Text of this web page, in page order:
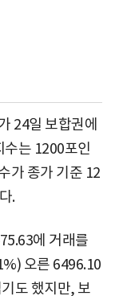
24일 보합권에
수는 1200포인
가 종가 기준 12
.
에 거래를
오른 6496.10
도 했지만, 보